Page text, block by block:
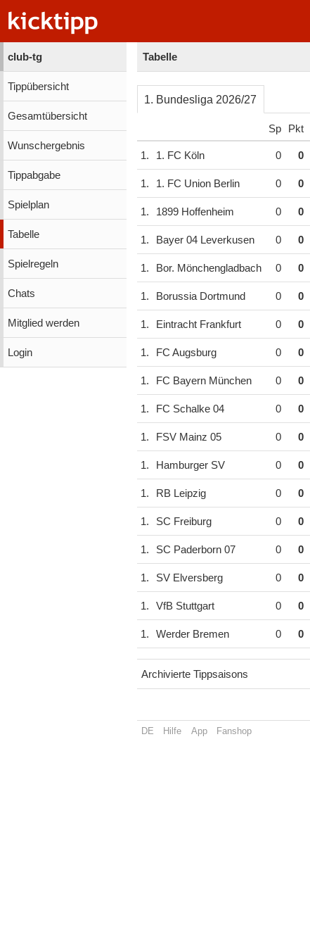
club-tg
Tippübersicht
Gesamtübersicht
Wunschergebnis
Tippabgabe
Spielplan
Tabelle
Spielregeln
Chats
Mitglied werden
Login
Tabelle
1. Bundesliga 2026/27
Sp Pkt
1. 1. FC Köln 0 0
1. 1. FC Union Berlin 0 0
1. 1899 Hoffenheim 0 0
1. Bayer 04 Leverkusen 0 0
1. Bor. Mönchengladbach 0 0
1. Borussia Dortmund 0 0
1. Eintracht Frankfurt 0 0
1. FC Augsburg 0 0
1. FC Bayern München 0 0
1. FC Schalke 04 0 0
1. FSV Mainz 05 0 0
1. Hamburger SV 0 0
1. RB Leipzig 0 0
1. SC Freiburg 0 0
1. SC Paderborn 07 0 0
1. SV Elversberg 0 0
1. VfB Stuttgart 0 0
1. Werder Bremen 0 0
Archivierte Tippsaisons
DE Hilfe App Fanshop